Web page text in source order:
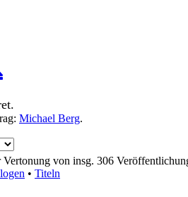
Michael Berg.
von insg. 306
• Titeln